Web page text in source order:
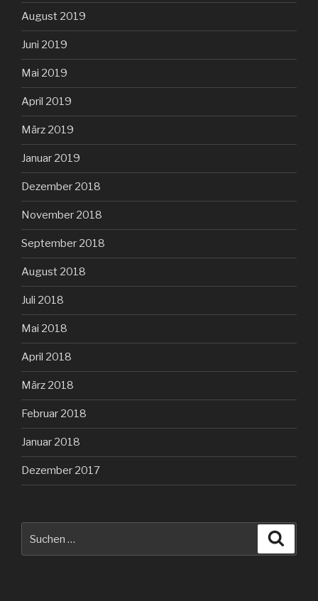
August 2019
Juni 2019
Mai 2019
April 2019
März 2019
Januar 2019
Dezember 2018
November 2018
September 2018
August 2018
Juli 2018
Mai 2018
April 2018
März 2018
Februar 2018
Januar 2018
Dezember 2017